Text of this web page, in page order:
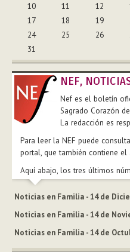
10
11 12
17
18 19
24
25 26
31
NEF,
Nef es el boletín
Sagrado Corazón
La redacción es
Para leer la NEF puede
portal, que también contiene
Aquí abajo, los tres últimos
Noticias en Familia - 14 de
Noticias en Familia - 14 de
Noticias en Familia - 14 de